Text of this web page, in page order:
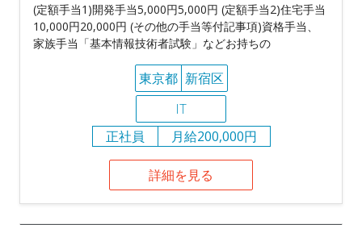
(定額手当1)開発手当5,000円5,000円 (定額手当2)住宅手当
10,000円20,000円 (その他の手当等付記事項)資格手当、
家族手当「基本情報技術者試験」などお持ちの
東京都 新宿区
IT
正社員
月給200,000円
詳細を見る